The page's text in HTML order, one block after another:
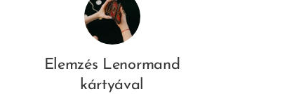
Elemzés Lenormand
kártyával